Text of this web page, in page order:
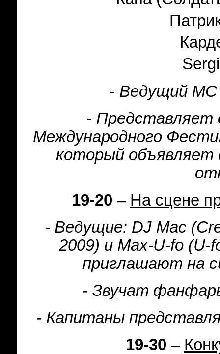
- Ведущий МС
- Представляет
Международного
который объявляет
19-20 – На сцене
- Ведущие: DJ Mac (
2009) и Max-U-fo (U-
приглашают на
- Звучат
- Капитаны
19-30 –